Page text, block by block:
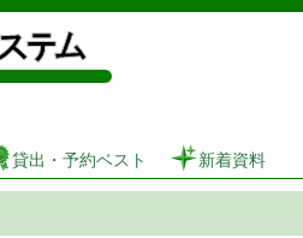
図書館 蔵書検索・予約
貸出・予約ベスト 新着資料